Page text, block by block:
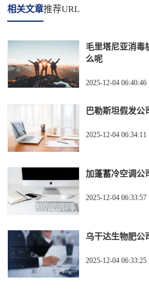
相关文章推荐URL
毛里塔尼亚消毒
么呢
2025-12-04 06:40:46
巴勒斯坦假发公
2025-12-04 06:34:11
加蓬蓄冷空调公
2025-12-04 06:33:57
乌干达生物肥公
2025-12-04 06:33:25